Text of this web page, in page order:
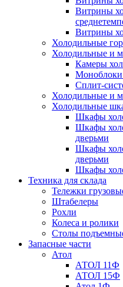
Витрины
Витрины
Холодильные
Холодильные и
Камеры
Моноблоки
Сплит-
Холодильные и
Холодильные
Шкафы
Шкафы
дверьми
Шкафы
дверьми
Шкафы
Техника для склада
Тележки
Штабелеры
Рохли
Колеса и ролики
Столы
Запасные части
Атол
АТОЛ 11Ф
АТОЛ 15Ф